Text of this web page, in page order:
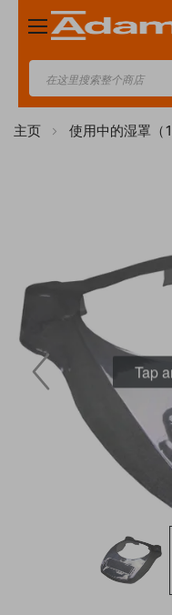
Toggle
Nav
主页 使用中的湿罩
end
of
the
images
gallery
Tap